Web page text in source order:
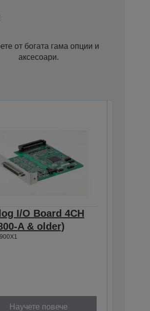
от богата гама опции и
аксесоари.
I/O Board 4CH
A & older)
Научете повече